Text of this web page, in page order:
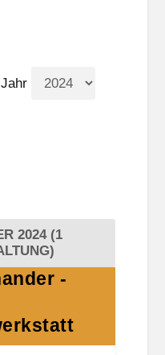
Jahr
2024 (1
-